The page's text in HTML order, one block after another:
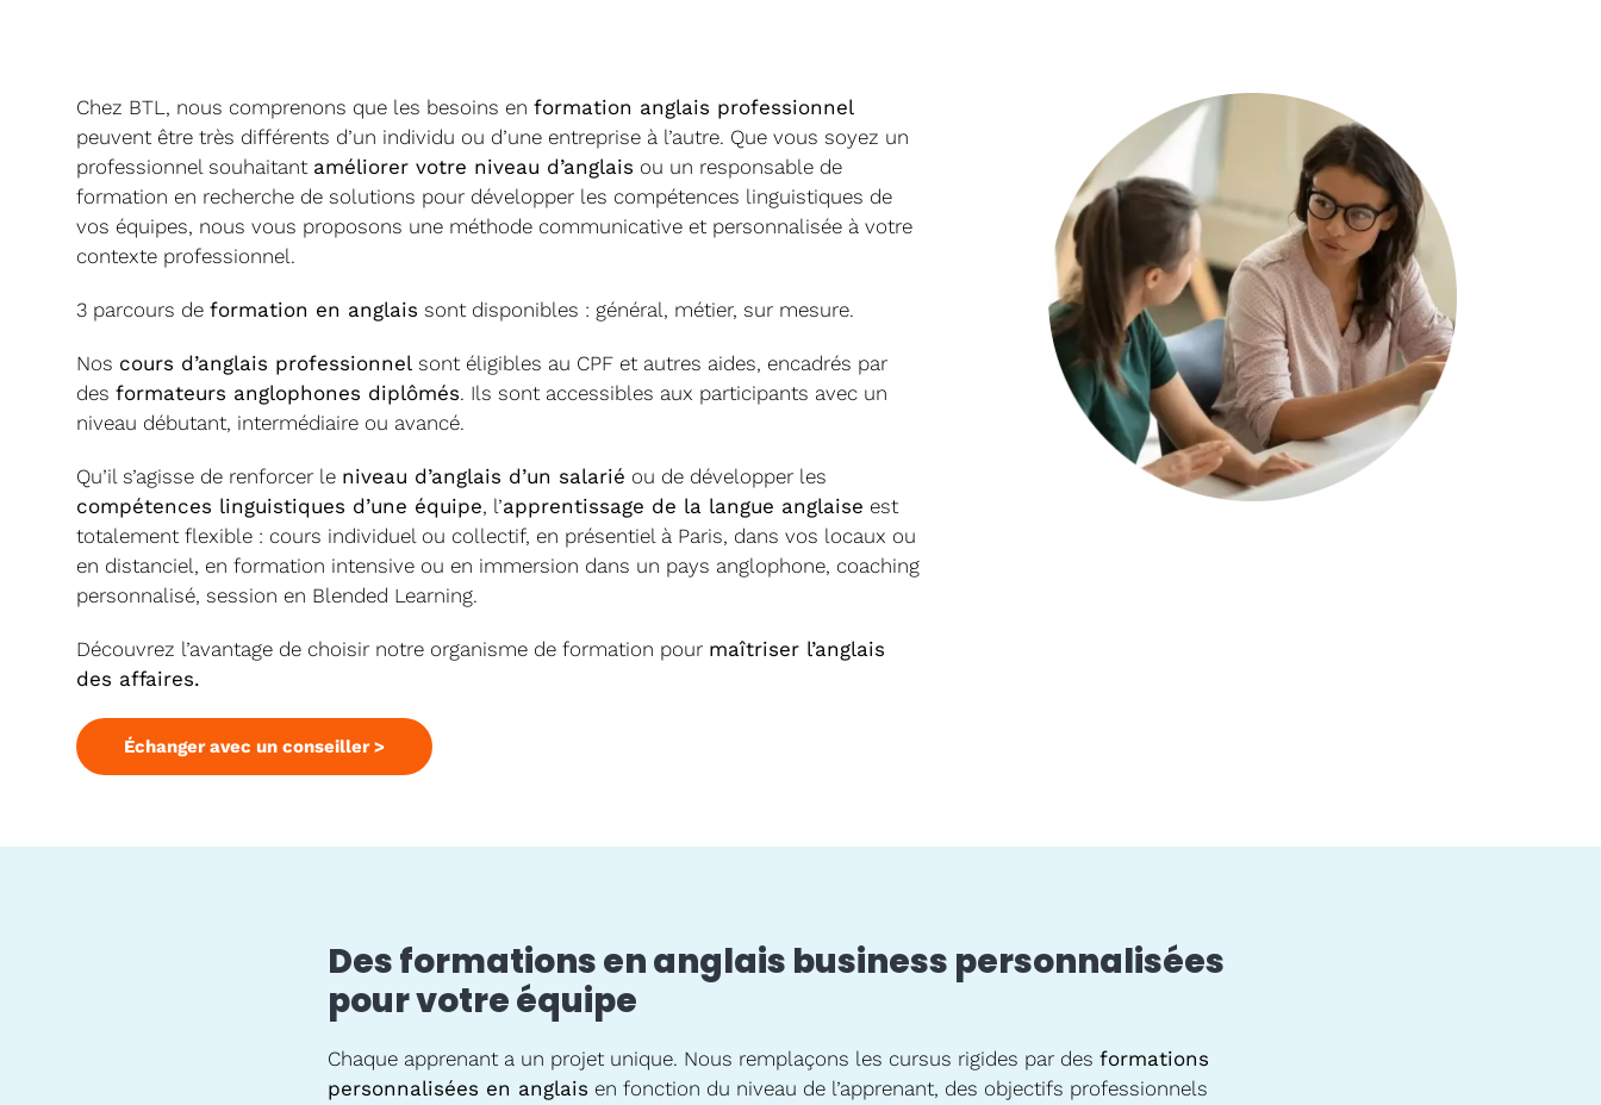
Chez BTL, nous comprenons que les besoins en formation anglais professionnel
peuvent être très différents d’un individu ou d’une entreprise à l’autre. Que vous soyez un
professionnel souhaitant améliorer votre niveau d’anglais ou un responsable de
formation en recherche de solutions pour développer les compétences linguistiques de
vos équipes, nous vous proposons une méthode communicative et personnalisée à votre
contexte professionnel.
3 parcours de formation en anglais sont disponibles : général, métier, sur mesure.
Nos cours d’anglais professionnelsont éligibles au CPF et autres aides, encadrés par
des formateurs anglophones diplômés. Ils sont accessibles aux participants avec un
niveau débutant, intermédiaire ou avancé.
Qu’il s’agisse de renforcer le niveau d’anglais d’un salarié ou de développer les
compétences linguistiques d’une équipe, l’apprentissage de la langue anglaise est
totalement flexible : cours individuel ou collectif, en présentiel à Paris, dans vos locaux ou
en distanciel, en formation intensive ou en immersion dans un pays anglophone, coaching
personnalisé, session en Blended Learning.
Découvrez l’avantage de choisir notre organisme de formation pour maîtriser l’anglais
des affaires.
Échanger avec un conseiller >
Des formations en anglais business personnalisées
pour votre équipe
Chaque apprenant a un projet unique. Nous remplaçons les cursus rigides par des formations
personnalisées en anglais en fonction du niveau de l’apprenant, des objectifs professionnels